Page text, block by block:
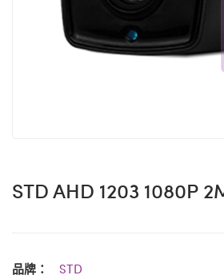
STD AHD 1203 1080P
品牌：
STD